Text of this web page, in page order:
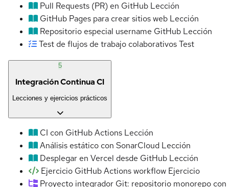
Pull Requests (PR) en GitHub Lección
GitHub Pages para crear sitios web Lección
Repositorio especial username GitHub Lección
Test de flujos de trabajo colaborativosTest
5
Integración Continua CI
Lecciones y ejercicios prácticos
CI con GitHub Actions Lección
Análisis estático con SonarCloud Lección
Desplegar en Vercel desde GitHub Lección
Ejercicio GitHub Actions workflow Ejercicio
Proyecto integrador Git: repositorio monorepo con